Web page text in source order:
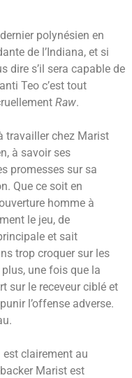
polynésien en
de l’Indiana, et si
dire s’il sera capable de
Teo c’est tout
Raw.
travailler chez Marist
à savoir ses
promesses sur sa
Que ce soit en
homme à
le jeu, de
et sait
trop croquer sur les
une fois que la
sur le receveur ciblé et
l’offense adverse.
clairement au
Marist est